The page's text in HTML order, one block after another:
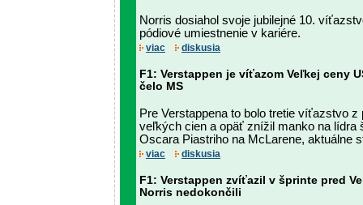
Norris dosiahol svoje jubilejné 10.
pódiové umiestnenie v kariére.
viac diskusia
F1: Verstappen je víťazom Veľkej ceny
čelo MS
Pre Verstappena to bolo tretie víťazstvo
veľkých cien a opäť znížil manko na lídra
Oscara Piastriho na McLarene, aktuálne
viac diskusia
F1: Verstappen zvíťazil v šprinte pred
Norris nedokončili